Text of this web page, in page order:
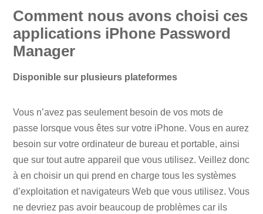
Comment nous avons choisi ces
applications iPhone Password
Manager
Disponible sur plusieurs plateformes
Vous n’avez pas seulement besoin de vos mots de
passe lorsque vous êtes sur votre iPhone. Vous en aurez
besoin sur votre ordinateur de bureau et portable, ainsi
que sur tout autre appareil que vous utilisez. Veillez donc
à en choisir un qui prend en charge tous les systèmes
d’exploitation et navigateurs Web que vous utilisez. Vous
ne devriez pas avoir beaucoup de problèmes car ils